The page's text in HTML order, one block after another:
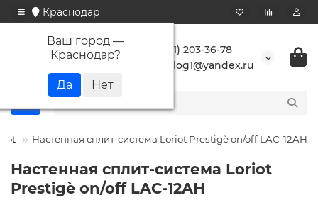
Краснодар
Ваш город —
Краснодар?
+7 (861) 203-36-78
buranlog1@yandex.ru
Настенная сплит-система Loriot Prestigè on/off LAC-12AH
Настенная сплит-система Loriot
Prestigè on/off LAC-12AH